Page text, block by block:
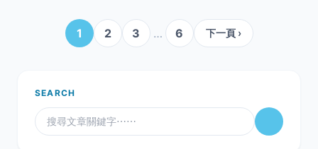
1 2 3 … 6 下一頁 ›
SEARCH